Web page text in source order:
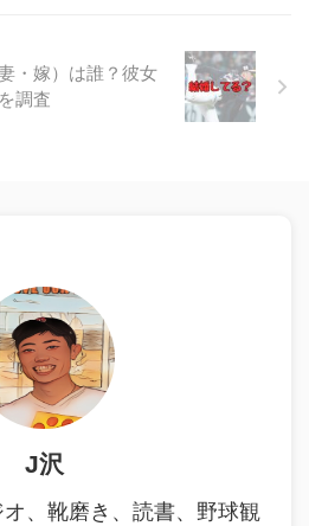
・嫁）は誰？彼女
調査
J沢
、靴磨き、読書、野球観